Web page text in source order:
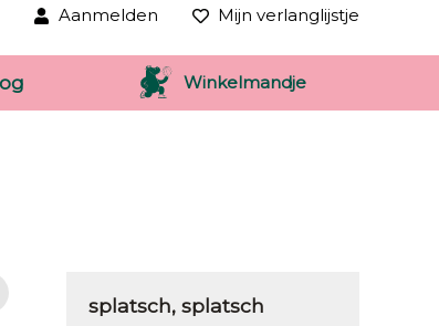
Aanmelden Mijn verlanglijstje
Winkelmandje
splatsch, splatsch